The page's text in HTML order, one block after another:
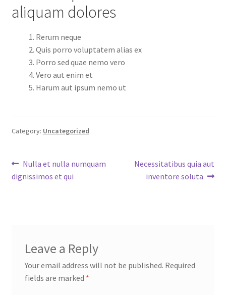
aliquam dolores
Rerum neque
Quis porro voluptatem alias ex
Porro sed quae nemo vero
Vero aut enim et
Harum aut ipsum nemo ut
Category: Uncategorized
Post
navigation
Previous
post:
Nulla et nulla numquam
dignissimos et qui
Next
post:
Necessitatibus quia aut
inventore soluta
Leave a Reply
Your email address will not be published. Required
fields are marked *